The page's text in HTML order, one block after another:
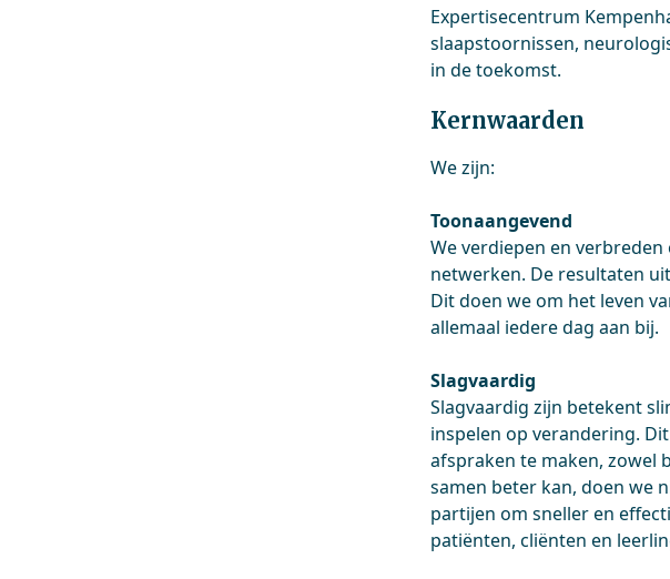
Expertisecentrum
slaapstoornissen,
in de toekomst.
Kernwaarden
We zijn:
Toonaangevend
We verdiepen en
netwerken. De resultaten
Dit doen we om het leven
allemaal iedere dag aan bij.
Slagvaardig
Slagvaardig zijn betekent
inspelen op verandering.
afspraken te maken, zowel
samen beter kan, doen we
partijen om sneller en
patiënten, cliënten en